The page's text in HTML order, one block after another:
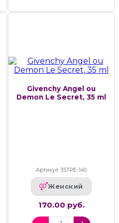
Givenchy Angel ou
Demon Le Secret, 35 ml
Артикул: 35ТРЕ-140
Женский
170.00 руб.